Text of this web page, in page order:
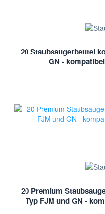
20 Staubsaugerbeutel
GN - kompatibel
20 Premium
Typ FJM und GN -